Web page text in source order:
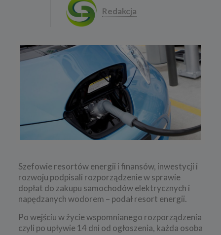
Redakcja
Szefowie resortów energii i finansów, inwestycji i
rozwoju podpisali rozporządzenie w sprawie
dopłat do zakupu samochodów elektrycznych i
napędzanych wodorem – podał resort energii.
Po wejściu w życie wspomnianego rozporządzenia
czyli po upływie 14 dni od ogłoszenia, każda osoba